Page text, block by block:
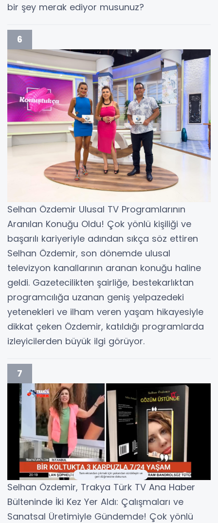
bir şey merak ediyor musunuz?
6
Selhan Özdemir Ulusal TV Programlarının
Aranılan Konuğu Oldu! Çok yönlü kişiliği ve
başarılı kariyeriyle adından sıkça söz ettiren
Selhan Özdemir, son dönemde ulusal
televizyon kanallarının aranan konuğu haline
geldi. Gazetecilikten şairliğe, bestekarlıktan
programcılığa uzanan geniş yelpazedeki
yetenekleri ve ilham veren yaşam hikayesiyle
dikkat çeken Özdemir, katıldığı programlarda
izleyicilerden büyük ilgi görüyor.
7
Selhan Özdemir, Trakya Türk TV Ana Haber
Bülteninde İki Kez Yer Aldı: Çalışmaları ve
Sanatsal Üretimiyle Gündemde! Çok yönlü